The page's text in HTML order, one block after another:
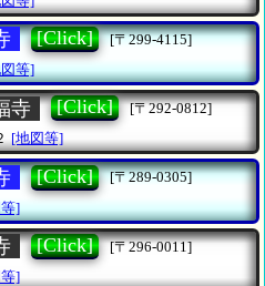
[Click]
[〒299-4115]
等]
寺 [Click]
[〒292-0812]
[地図等]
[Click]
[〒289-0305]
]
[Click]
[〒296-0011]
]